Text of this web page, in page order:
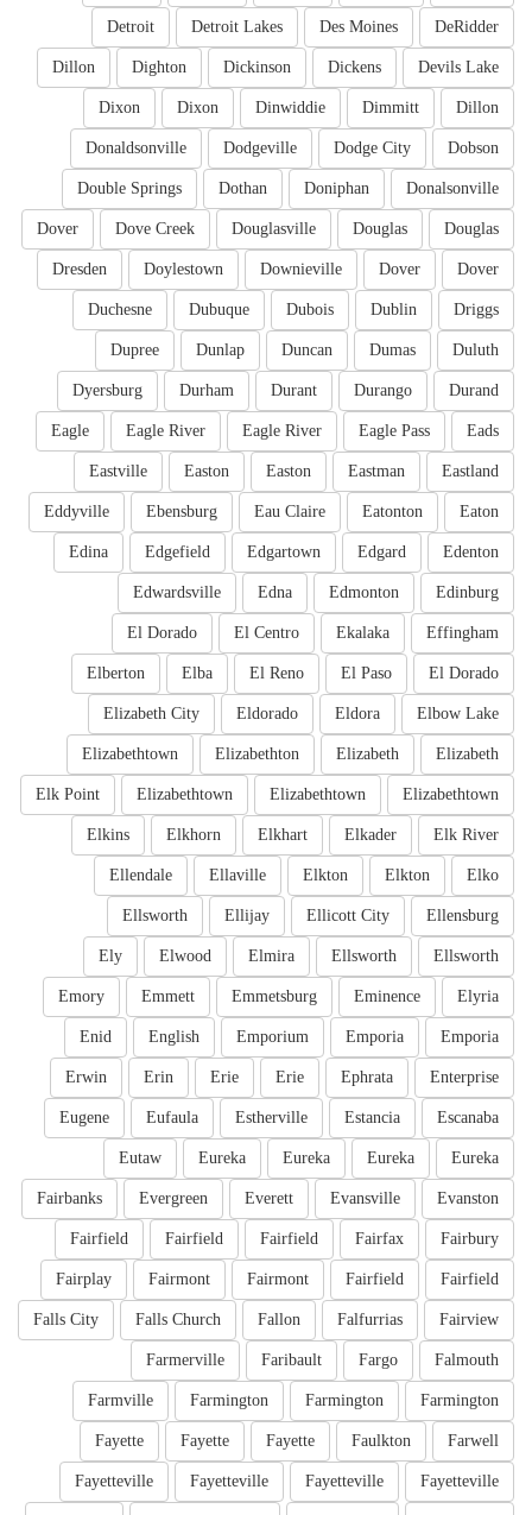
DeRidder
Des Moines
Detroit Lakes
Detroit
Devils Lake
Dickens
Dickinson
Dighton
Dillon
Dillon
Dimmitt
Dinwiddie
Dixon
Dixon
Dobson
Dodge City
Dodgeville
Donaldsonville
Donalsonville
Doniphan
Dothan
Double Springs
Douglas
Douglas
Douglasville
Dove Creek
Dover
Dover
Dover
Downieville
Doylestown
Dresden
Driggs
Dublin
Dubois
Dubuque
Duchesne
Duluth
Dumas
Duncan
Dunlap
Dupree
Durand
Durango
Durant
Durham
Dyersburg
Eads
Eagle Pass
Eagle River
Eagle River
Eagle
Eastland
Eastman
Easton
Easton
Eastville
Eaton
Eatonton
Eau Claire
Ebensburg
Eddyville
Edenton
Edgard
Edgartown
Edgefield
Edina
Edinburg
Edmonton
Edna
Edwardsville
Effingham
Ekalaka
El Centro
El Dorado
El Dorado
El Paso
El Reno
Elba
Elberton
Elbow Lake
Eldora
Eldorado
Elizabeth City
Elizabeth
Elizabeth
Elizabethton
Elizabethtown
Elizabethtown
Elizabethtown
Elizabethtown
Elk Point
Elk River
Elkader
Elkhart
Elkhorn
Elkins
Elko
Elkton
Elkton
Ellaville
Ellendale
Ellensburg
Ellicott City
Ellijay
Ellsworth
Ellsworth
Ellsworth
Elmira
Elwood
Ely
Elyria
Eminence
Emmetsburg
Emmett
Emory
Emporia
Emporia
Emporium
English
Enid
Enterprise
Ephrata
Erie
Erie
Erin
Erwin
Escanaba
Estancia
Estherville
Eufaula
Eugene
Eureka
Eureka
Eureka
Eureka
Eutaw
Evanston
Evansville
Everett
Evergreen
Fairbanks
Fairbury
Fairfax
Fairfield
Fairfield
Fairfield
Fairfield
Fairfield
Fairmont
Fairmont
Fairplay
Fairview
Falfurrias
Fallon
Falls Church
Falls City
Falmouth
Fargo
Faribault
Farmerville
Farmington
Farmington
Farmington
Farmville
Farwell
Faulkton
Fayette
Fayette
Fayette
Fayetteville
Fayetteville
Fayetteville
Fayetteville